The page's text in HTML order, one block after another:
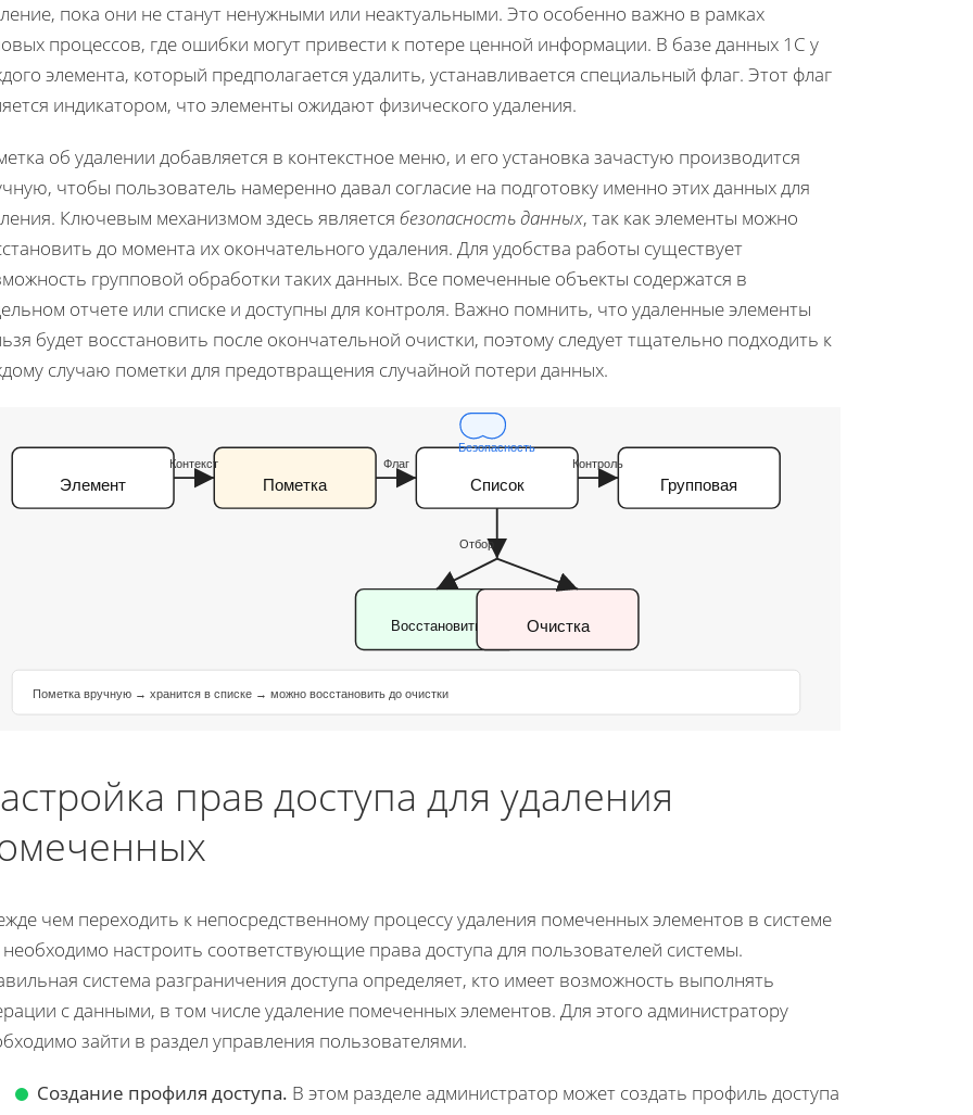
пока они не станут ненужными или неактуальными. Это особенно важно в рамках
процессов, где ошибки могут привести к потере ценной информации. В базе данных 1С у
элемента, который предполагается удалить, устанавливается специальный флаг. Этот флаг
индикатором, что элементы ожидают физического удаления.
об удалении добавляется в контекстное меню, и его установка зачастую производится
чтобы пользователь намеренно давал согласие на подготовку именно этих данных для
Ключевым механизмом здесь является безопасность данных, так как элементы можно
до момента их окончательного удаления. Для удобства работы существует
групповой обработки таких данных. Все помеченные объекты содержатся в
отчете или списке и доступны для контроля. Важно помнить, что удаленные элементы
будет восстановить после окончательной очистки, поэтому следует тщательно подходить к
случаю пометки для предотвращения случайной потери данных.
Элемент Пометка Список Групповая
Восстановить Очистка
Контекст Флаг Контроль
Безопасность
Отбор
Пометка вручную → хранится в списке → можно восстановить до очистки
прав доступа для удаления
чем переходить к непосредственному процессу удаления помеченных элементов в системе
настроить соответствующие права доступа для пользователей системы.
система разграничения доступа определяет, кто имеет возможность выполнять
с данными, в том числе удаление помеченных элементов. Для этого администратору
зайти в раздел управления пользователями.
Создание профиля доступа. В этом разделе администратор может создать профиль доступа